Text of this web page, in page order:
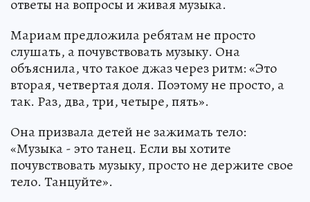
ответы на вопросы и живая музыка.
Мариам предложила ребятам не просто
слушать, а почувствовать музыку. Она
объяснила, что такое джаз через ритм: «Это
вторая, четвертая доля. Поэтому не просто, а
так. Раз, два, три, четыре, пять».
Она призвала детей не зажимать тело:
«Музыка - это танец. Если вы хотите
почувствовать музыку, просто не держите свое
тело. Танцуйте».